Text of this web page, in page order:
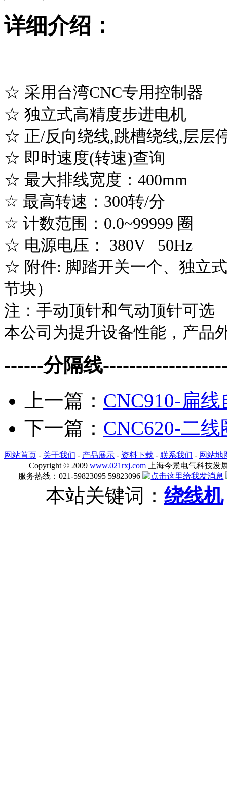
详细介绍：
☆ 采用台湾CNC专用控制
☆ 独立式高精度步进电
☆ 正/反向绕线,跳槽绕线,层
☆ 即时速度(转速)查询
☆ 最大排线宽度：400mm
☆ 最高转速：300转/分
☆ 计数范围：0.0~99999
☆ 电源电压： 380V 50Hz
☆ 附件: 脚踏开关一个、独立
节块）
注：手动顶针和气动顶针可选
本公司为提升设备性能，产品
------分隔线
上一篇： CNC910-扁
下一篇： CNC620-二
网站首页 - 关于我们 - 产品展示 - 资料下载 - 联系我们 - 网站地
Copyright © 2009www.021rxj.com 上海今景电气科技发
服务热线：021-59823095 59823096
本站关键词： 绕线机